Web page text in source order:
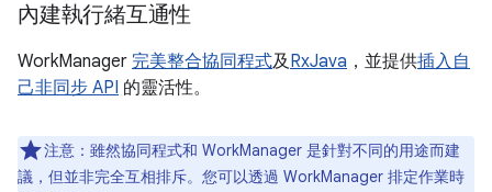
內建執行緒互通性
WorkManager 完美整合協同程式及RxJava ，並提供插入自
己非同步 API 的靈活性。
注意： 雖然協同程式和 WorkManager 是針對不同的用途而建
議，但並非完全互相排斥。您可以透過 WorkManager 排定作業時